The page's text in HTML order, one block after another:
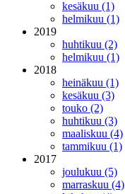
kesäkuu (1)
helmikuu (1)
2019
huhtikuu (2)
helmikuu (1)
2018
heinäkuu (1)
kesäkuu (3)
touko (2)
huhtikuu (3)
maaliskuu (4)
tammikuu (1)
2017
joulukuu (5)
marraskuu (4)